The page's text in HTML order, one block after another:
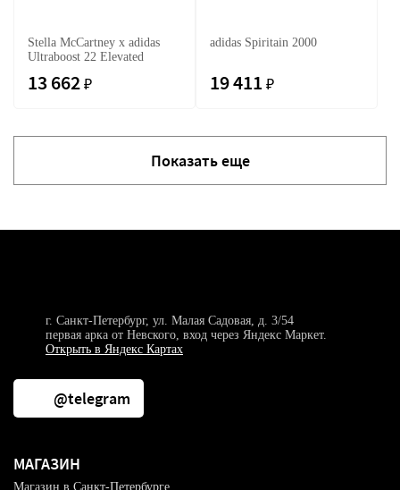
Stella McCartney x adidas
Ultraboost 22 Elevated
13 662 ₽
adidas Spiritain 2000
19 411 ₽
Показать еще
г. Санкт-Петербург, ул. Малая Садовая, д. 3/54
первая арка от Невского, вход через Яндекс Маркет.
Открыть в Яндекс Картах
@telegram
МАГАЗИН
Магазин в Санкт-Петербурге